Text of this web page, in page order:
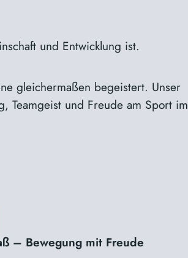
und Entwicklung ist.
gleichermaßen begeistert. Unser
Teamgeist und Freude am Sport im
– Bewegung mit Freude